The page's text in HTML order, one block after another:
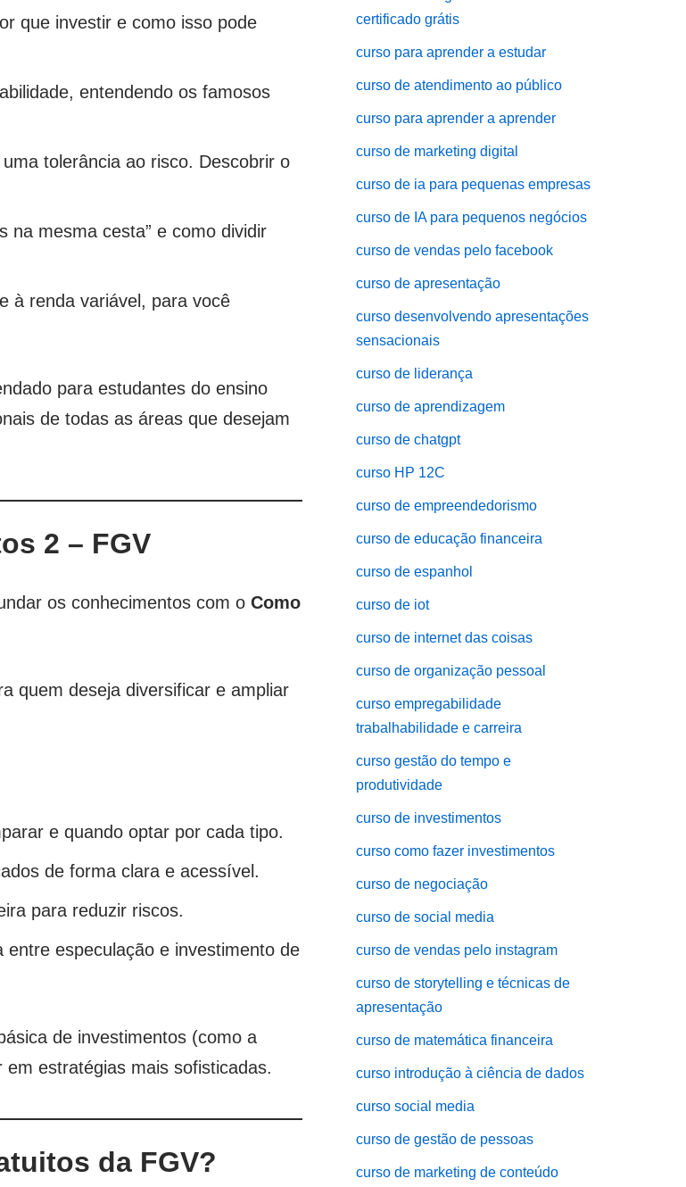
que investir e como isso pode
entendendo os famosos
tolerância ao risco. Descobrir o
na mesma cesta” e como dividir
à renda variável, para você
para estudantes do ensino
de todas as áreas que desejam
2 – FGV
os conhecimentos com o Como
quem deseja diversificar e ampliar
e quando optar por cada tipo.
de forma clara e acessível.
para reduzir riscos.
entre especulação e investimento de
de investimentos (como a
estratégias mais sofisticadas.
da FGV?
certificado grátis
curso para aprender a estudar
curso de atendimento ao público
curso para aprender a aprender
curso de marketing digital
curso de ia para pequenas empresas
curso de IA para pequenos negócios
curso de vendas pelo facebook
curso de apresentação
curso desenvolvendo apresentações
sensacionais
curso de liderança
curso de aprendizagem
curso de chatgpt
curso HP 12C
curso de empreendedorismo
curso de educação financeira
curso de espanhol
curso de iot
curso de internet das coisas
curso de organização pessoal
curso empregabilidade
trabalhabilidade e carreira
curso gestão do tempo e
produtividade
curso de investimentos
curso como fazer investimentos
curso de negociação
curso de social media
curso de vendas pelo instagram
curso de storytelling e técnicas de
apresentação
curso de matemática financeira
curso introdução à ciência de dados
curso social media
curso de gestão de pessoas
curso de marketing de conteúdo